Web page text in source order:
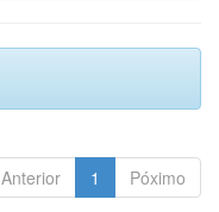
Anterior 1 Póximo